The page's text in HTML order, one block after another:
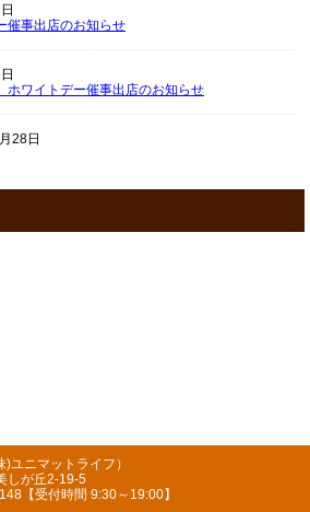
事出店のお知らせ
ワイトデー催事出店のお知らせ
28日
ユニマットライフ）
しが丘2-19-5
【受付時間 9:30～19:00】